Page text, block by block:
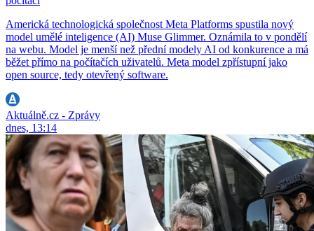
Americká technologická společnost Meta Platforms spustila nový
model umělé inteligence (AI) Muse Glimmer. Oznámila to v pondělí
na webu. Model je menší než přední modely AI od konkurence a má
běžet přímo na počítačích uživatelů. Meta model zpřístupní jako
open source, tedy otevřený software.
Aktuálně.cz - Zprávy
dnes, 13:14